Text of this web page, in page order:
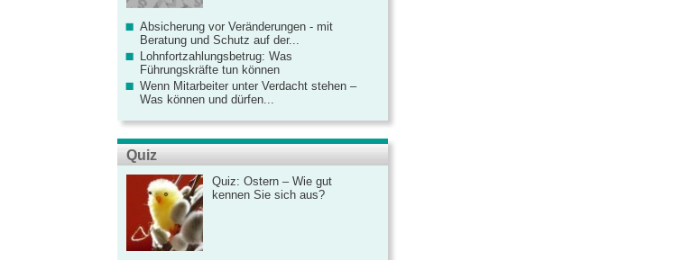
Absicherung vor Veränderungen - mit
Beratung und Schutz auf der...
Lohnfortzahlungsbetrug: Was
Führungskräfte tun können
Wenn Mitarbeiter unter Verdacht stehen –
Was können und dürfen...
Quiz
Quiz: Ostern – Wie gut
kennen Sie sich aus?